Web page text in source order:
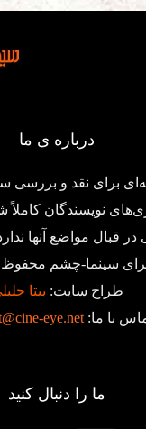
درباره ی ما
برای نقد و بررسی
نویسندگان
قبال مواضع آنها
سینما-چشم
طراح سایت: بیتا
با ما:eye.net
ما را دنبال کنید